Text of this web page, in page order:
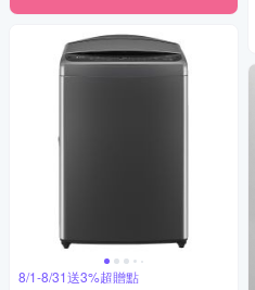
8/1-8/31送3%超贈點